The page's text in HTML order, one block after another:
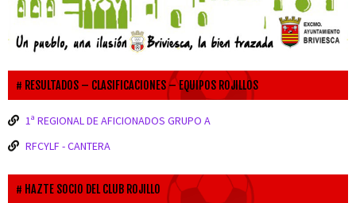
RESULTADOS – CLASIFICACIONES – EQUIPOS ROJILLOS
1ª REGIONAL DE AFICIONADOS GRUPO A
RFCYLF - CANTERA
HAZTE SOCIO DEL CLUB ROJILLO